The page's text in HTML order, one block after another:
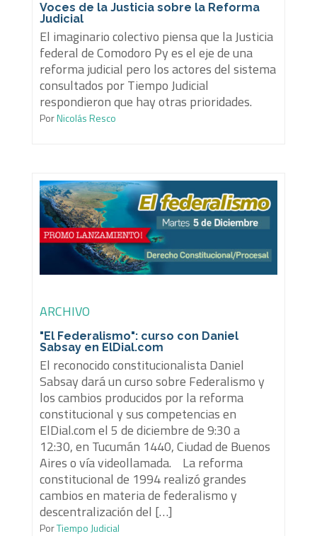
Voces de la Justicia sobre la Reforma
Judicial
El imaginario colectivo piensa que la Justicia
federal de Comodoro Py es el eje de una
reforma judicial pero los actores del sistema
consultados por Tiempo Judicial
respondieron que hay otras prioridades.
PorNicolás Resco
ARCHIVO
"El Federalismo": curso con Daniel
Sabsay en ElDial.com
El reconocido constitucionalista Daniel
Sabsay dará un curso sobre Federalismo y
los cambios producidos por la reforma
constitucional y sus competencias en
ElDial.com el 5 de diciembre de 9:30 a
12:30, en Tucumán 1440, Ciudad de Buenos
Aires o vía videollamada. La reforma
constitucional de 1994 realizó grandes
cambios en materia de federalismo y
descentralización del […]
PorTiempo Judicial